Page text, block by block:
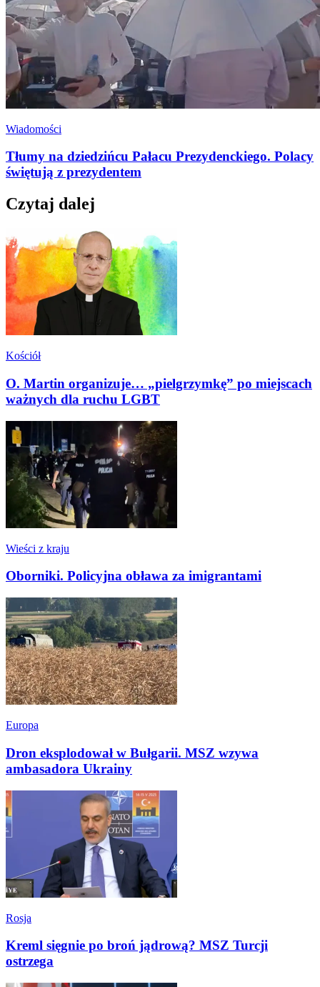
Wiadomości
Tłumy na dziedzińcu Pałacu Prezydenckiego. Polacy
świętują z prezydentem
Czytaj dalej
Kościół
O. Martin organizuje… „pielgrzymkę” po miejscach
ważnych dla ruchu LGBT
Wieści z kraju
Oborniki. Policyjna obława za imigrantami
Europa
Dron eksplodował w Bułgarii. MSZ wzywa
ambasadora Ukrainy
Rosja
Kreml sięgnie po broń jądrową? MSZ Turcji
ostrzega